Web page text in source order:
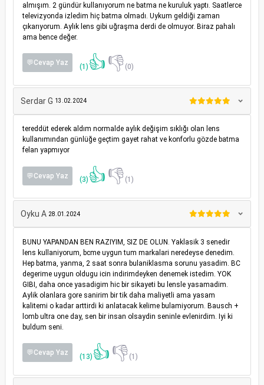
almışım. 2 gündür kullanıyorum ne batma ne kuruluk yaptı. Saatlerce
televizyonda izledim hiç batma olmadı. Uykum geldiği zaman
çıkarıyorum. Aylık lens gibi uğraşma derdi de olmuyor. Biraz pahalı
ama bence değer.
💬Cevap Yaz (1) 👍👎(0)
Serdar G 13.02.2024
tereddüt ederek aldım normalde aylık değişim sıklığı olan lens
kullanımından günlüğe geçtim gayet rahat ve konforlu gözde batma
felan yapmıyor
💬Cevap Yaz (3) 👍👎(1)
Oyku A 28.01.2024
BUNU YAPANDAN BEN RAZIYIM, SIZ DE OLUN. Yaklasik 3 senedir
lens kullaniyorum, bcme uygun tum markalari neredeyse denedim.
Hep batma, yanma, 2 saat sonra bulaniklasma sorunu yasadim. BC
degerime uygun oldugu icin indirimdeyken denemek istedim. YOK
GIBI, daha once yasadigim hic bir sikayeti bu lensle yasamadim.
Aylik olanlara gore sanirim bir tik daha maliyetli ama yasam
kalitemi o kadar arttirdi ki anlatacak kelime bulamiyorum. Bausch +
lomb ultra one day, sen bir insan olsaydin seninle evlenirdim. Iyi ki
buldum seni.
💬Cevap Yaz (13) 👍👎(1)